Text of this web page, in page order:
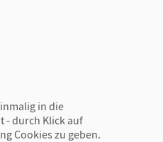
in die
- durch Klick auf
Cookies zu geben.